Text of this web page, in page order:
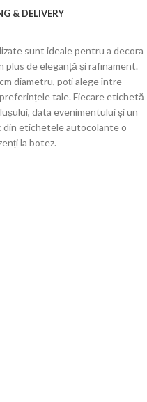
& DELIVERY
sunt ideale pentru a decora
plus de eleganță și rafinament.
diametru, poți alege între
tale. Fiecare etichetă
data evenimentului și un
din etichetele autocolante o
la botez.